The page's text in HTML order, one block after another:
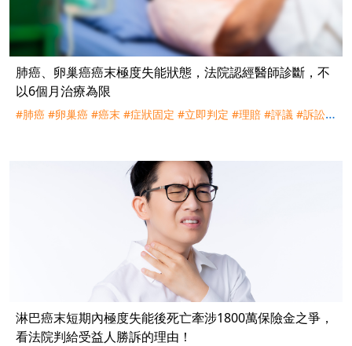
肺癌、卵巢癌癌末極度失能狀態，法院認經醫師診斷，不
以6個月治療為限
#肺癌 #卵巢癌 #癌末 #症狀固定 #立即判定 #理賠 #評議 #訴訟#
淋巴癌末短期內極度失能後死亡牽涉1800萬保險金之爭，
看法院判給受益人勝訴的理由！